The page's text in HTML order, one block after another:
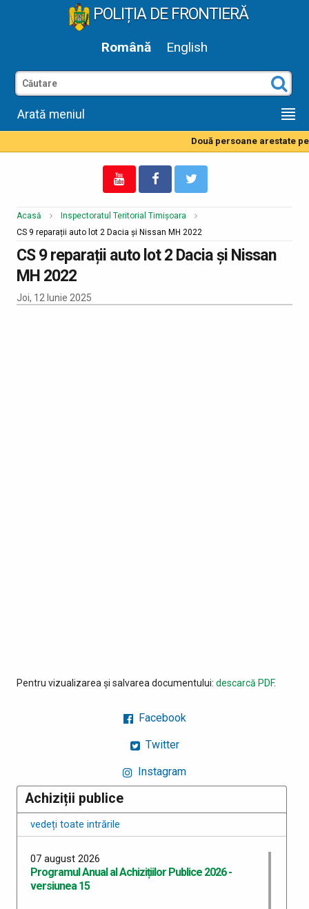
POLIȚIA DE FRONTIERĂ
Română English
Arată meniul
Două persoane arestate
Acasă
Inspectoratul Teritorial Timișoara
CS 9 reparații auto lot 2 Dacia și Nissan MH 2022
CS 9 reparații auto lot 2 Dacia și Nissan
MH 2022
Joi, 12 Iunie 2025
Pentru vizualizarea și salvarea documentului: descarcă PDF.
Facebook
Twitter
Instagram
Achiziții publice
vedeți toate intrările
07 august 2026
Programul Anual al Achizițiilor Publice 2026 -
versiunea 15